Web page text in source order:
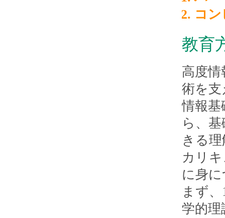
コ
教育
高度
術を
情報基
ら、
きる
カリ
に身
まず
学的